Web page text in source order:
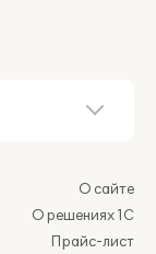
О сайте
О решениях 1С
Прайс-лист